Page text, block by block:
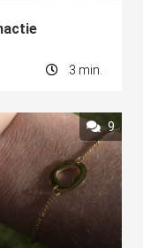
3 min.
9